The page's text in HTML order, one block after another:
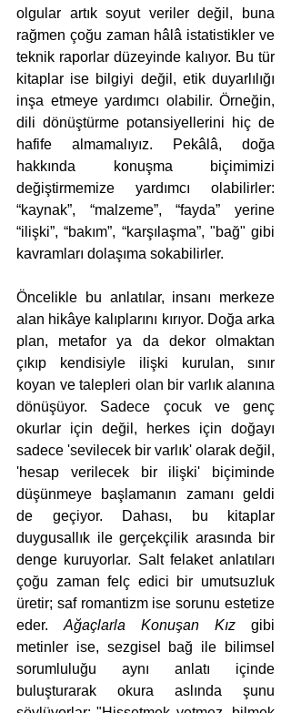
olgular artık soyut veriler değil, buna
rağmen çoğu zaman hâlâ istatistikler ve
teknik raporlar düzeyinde kalıyor. Bu tür
kitaplar ise bilgiyi değil, etik duyarlılığı
inşa etmeye yardımcı olabilir. Örneğin,
dili dönüştürme potansiyellerini hiç de
hafife almamalıyız. Pekâlâ, doğa
hakkında konuşma biçimimizi
değiştirmemize yardımcı olabilirler:
“kaynak”, “malzeme”, “fayda” yerine
“ilişki”, “bakım”, “karşılaşma”, "bağ" gibi
kavramları dolaşıma sokabilirler.
Öncelikle bu anlatılar, insanı merkeze
alan hikâye kalıplarını kırıyor. Doğa arka
plan, metafor ya da dekor olmaktan
çıkıp kendisiyle ilişki kurulan, sınır
koyan ve talepleri olan bir varlık alanına
dönüşüyor. Sadece çocuk ve genç
okurlar için değil, herkes için doğayı
sadece 'sevilecek bir varlık' olarak değil,
'hesap verilecek bir ilişki' biçiminde
düşünmeye başlamanın zamanı geldi
de geçiyor. Dahası, bu kitaplar
duygusallık ile gerçekçilik arasında bir
denge kuruyorlar. Salt felaket anlatıları
çoğu zaman felç edici bir umutsuzluk
üretir; saf romantizm ise sorunu estetize
eder. Ağaçlarla Konuşan Kız gibi
metinler ise, sezgisel bağ ile bilimsel
sorumluluğu aynı anlatı içinde
buluşturarak okura aslında şunu